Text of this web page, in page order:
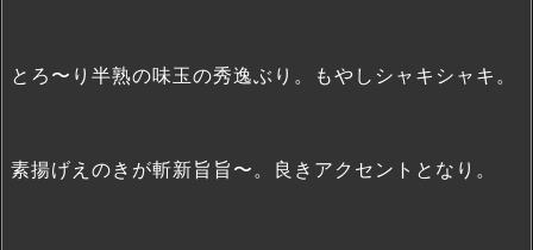
とろ〜り半熟の味玉の秀逸ぶり。もやしシャキシャキ。
素揚げえのきが斬新旨旨〜。良きアクセントとなり。